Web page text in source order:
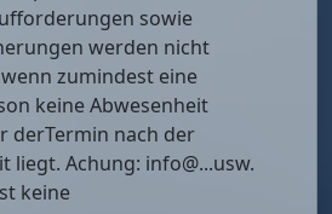
sowie
werden nicht
zumindest eine
keine Abwesenheit
derTermin nach der
liegt. Achung: info@...usw.
keine